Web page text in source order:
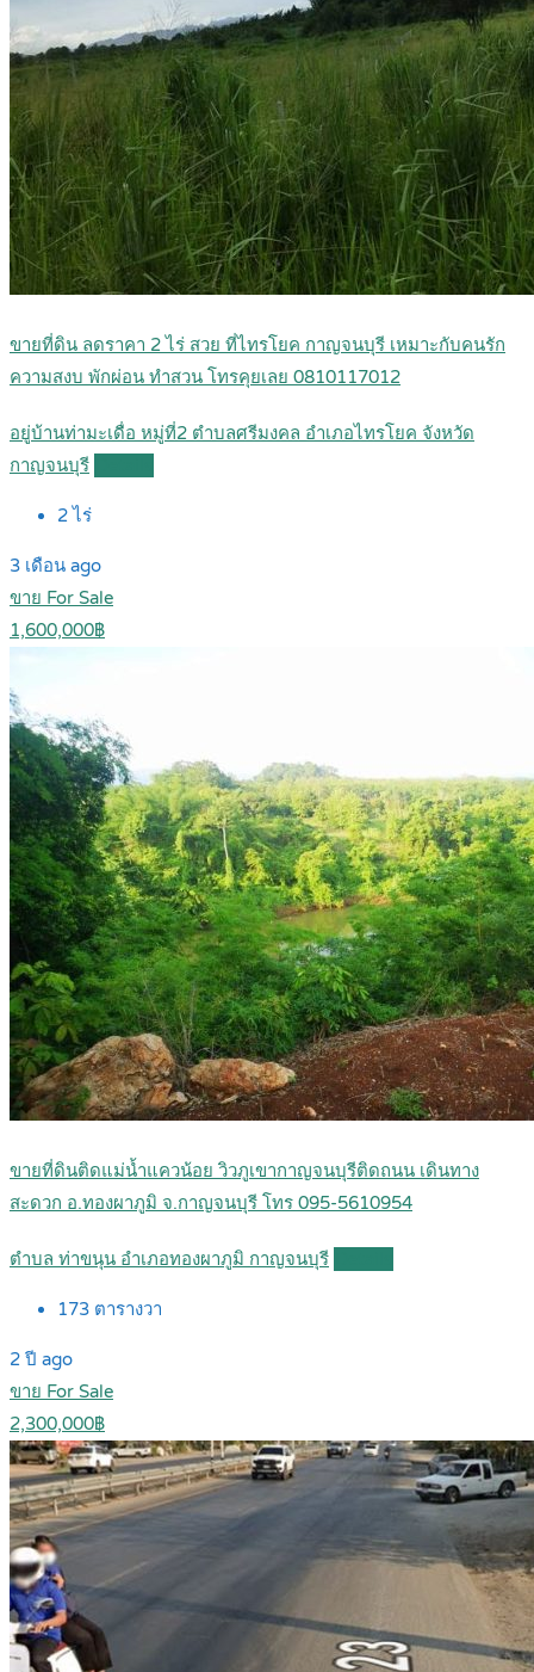
ขายที่ดิน ลดราคา 2 ไร่ สวย ที่ไทรโยค กาญจนบุรี เหมาะกับคนรัก
ความสงบ พักผ่อน ทำสวน โทรคุยเลย 0810117012
อยู่บ้านท่ามะเดื่อ หมู่ที่2 ตำบลศรีมงคล อำเภอไทรโยค จังหวัด
กาญจนบุรี
2ไร่
3 เดือน ago
ขาย For Sale
1,600,000฿
ขายที่ดินติดแม่น้ำแควน้อย วิวภูเขากาญจนบุรีติดถนน เดินทาง
สะดวก อ.ทองผาภูมิ จ.กาญจนบุรี โทร 095-5610954
ตำบล ท่าขนุน อำเภอทองผาภูมิ กาญจนบุรี
173 ตารางวา
2 ปี ago
ขาย For Sale
2,300,000฿